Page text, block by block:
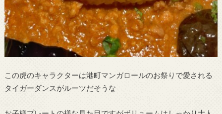
この虎のキャラクターは港町マンガロールのお祭りで愛される
タイガーダンスがルーツだそうな